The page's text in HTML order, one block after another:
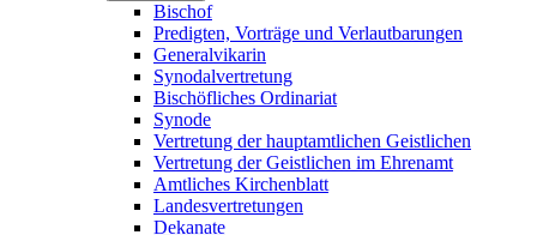
Bischof
Predigten, Vorträge und Verlautbarungen
Generalvikarin
Synodalvertretung
Bischöfliches Ordinariat
Synode
Vertretung der hauptamtlichen Geistlichen
Vertretung der Geistlichen im Ehrenamt
Amtliches Kirchenblatt
Landesvertretungen
Dekanate